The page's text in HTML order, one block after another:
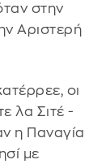
στην
Αριστερή
οι
λα Σιτέ -
η Παναγία
με